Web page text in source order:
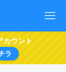
カウント
ラ